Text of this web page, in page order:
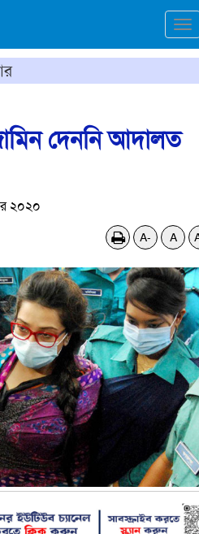
দেননি আদালত
২০২০
A- A